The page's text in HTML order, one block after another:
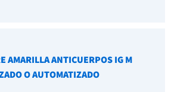
AMARILLA ANTICUERPOS IG M
O AUTOMATIZADO